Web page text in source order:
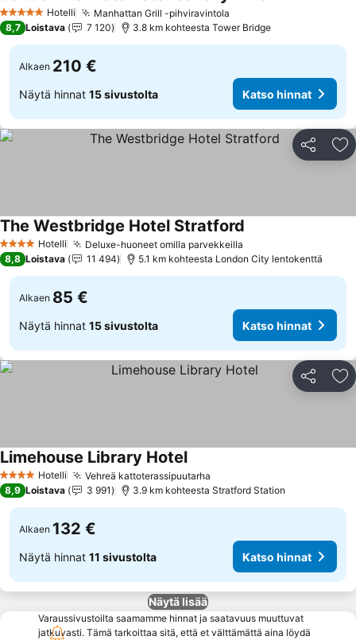
5 Tähtiluokitus
Hotelli Manhattan Grill -pihviravintola
8,7 Loistava 7 120 3.8 km kohteesta Tower Bridge
Alkaen 210 €
Näytä hinnat 15 sivustolta Katso hinnat
Jaa
4 Tähtiluokitus
Hotelli Deluxe-huoneet omilla parvekkeilla
The Westbridge Hotel Stratford
8,8 Loistava 11 494 5.1 km kohteesta London City lentokenttä
Alkaen 85 €
Näytä hinnat 15 sivustolta Katso hinnat
Jaa
4 Tähtiluokitus
Hotelli Vehreä kattoterassipuutarha
Limehouse Library Hotel
8,9 Loistava 3 991 3.9 km kohteesta Stratford Station
Alkaen 132 €
Näytä hinnat 11 sivustolta Katso hinnat
Näytä lisää
Varaussivustoilta saamamme hinnat ja saatavuus muuttuvat
jatkuvasti. Tämä tarkoittaa sitä, että et välttämättä aina löydä